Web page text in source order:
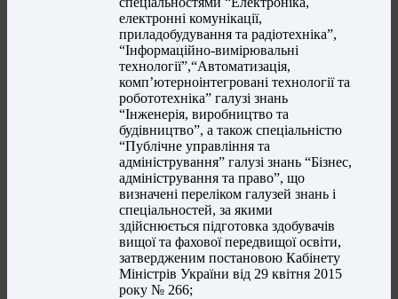
електронні комунікації,
приладобудування та радіотехніка”,
“Інформаційно-вимірювальні
технології”,“Автоматизація,
комп’ютерноінтегровані технології та
робототехніка” галузі знань
“Інженерія, виробництво та
будівництво”, а також спеціальністю
“Публічне управління та
адміністрування” галузі знань “Бізнес,
адміністрування та право”, що
визначені переліком галузей знань і
спеціальностей, за якими
здійснюється підготовка здобувачів
вищої та фахової передвищої освіти,
затвердженим постановою Кабінету
Міністрів України від 29 квітня 2015
року № 266;